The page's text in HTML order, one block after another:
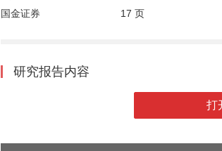
国金证券 17 页
研究报告内容
打